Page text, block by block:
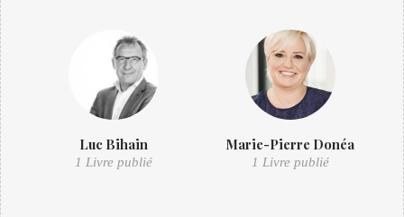
Luc Bihain
1 Livre publié
Marie-Pierre Donéa
1 Livre publié